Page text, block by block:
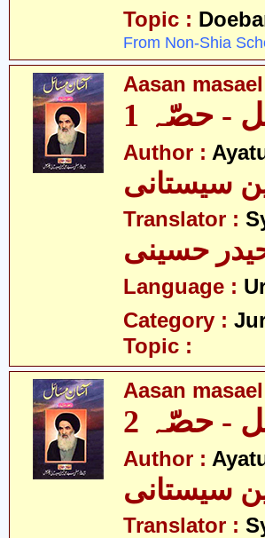
Topic :
From Non-Shia
Aasan
- حصّہ 1
Author :
سیستانی
Translator :
حسینی
Language :
Category :
Topic :
Aasan
- حصّہ 2
Author :
سیستانی
Translator :